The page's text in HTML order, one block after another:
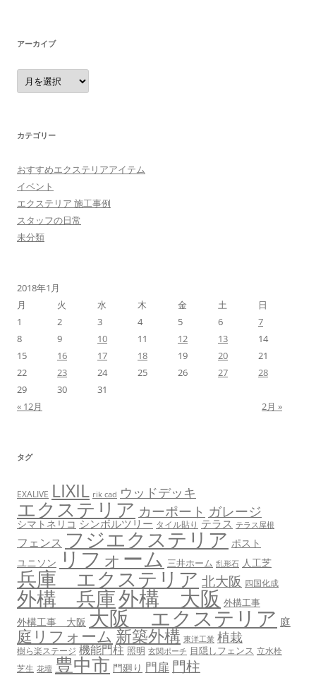
アーカイブ
ア
ー
カ
カテゴリー
おすすめエクステリアアイテム
イベント
エクステリア 施工事例
スタッフの日常
未分類
2018年1月
月
火 水 木 金 土
日
1
2 3 4 5 6
7
8
9 10 11 12 13
14
15
16 17 18 19 20
21
22
23 24 25 26 27
28
29
30
31
« 12月
2月 »
タグ
EXALIVE LIXIL rik cad ウッドデッキ
エクステリア カーポート ガレージ
シマトネリコ シンボルツリー タイル貼り テラス テラス屋根
フェンス フジエクステリア ポスト
ユニソン リフォーム 三井ホーム 乱形石 人工芝
兵庫 エクステリア 北大阪 四国化成
外構 兵庫外構 大阪 外構工事
外構工事 大阪 大阪 エクステリア 庭
庭リフォーム 新築外構 東洋工業 植栽
樹ら楽ステージ 機能門柱 照明 玄関ポーチ 目隠しフェンス 立水栓
芝生 花壇 豊中市 門廻り 門扉 門柱